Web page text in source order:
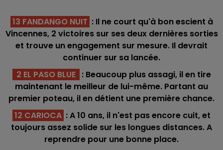
13 FANDANGO NUIT : Il ne court qu'à bon escient à
Vincennes, 2 victoires sur ses deux dernières sorties
et trouve un engagement sur mesure. Il devrait
continuer sur sa lancée.
2 EL PASO BLUE : Beaucoup plus assagi, il en tire
maintenant le meilleur de lui-même. Partant au
premier poteau, il en détient une première chance.
12 CARIOCA : A 10 ans, il n'est pas encore cuit, et
toujours assez solide sur les longues distances. A
reprendre pour une bonne place.